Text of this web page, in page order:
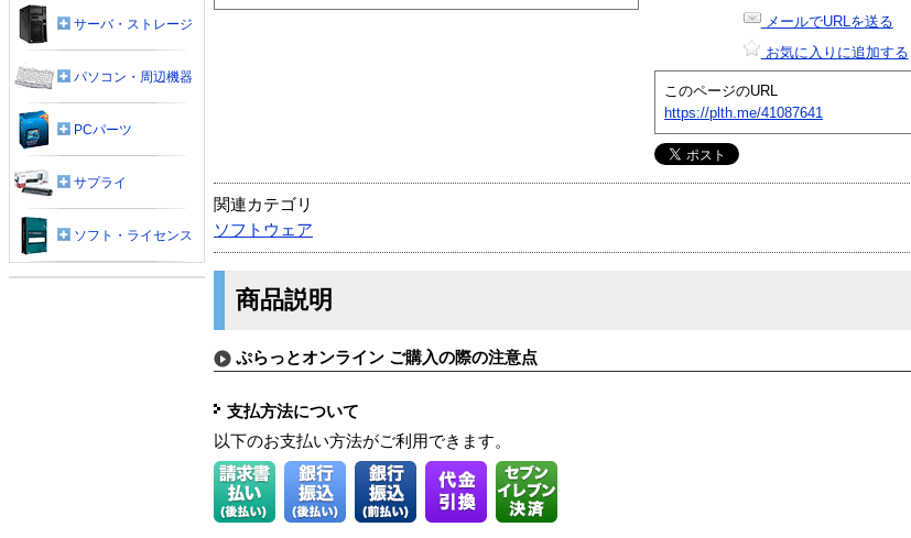
メールでURLを送る
お気に入りに追加する
このページのURL
https://plth.me/41087641
関連カテゴリ
ソフトウェア
商品説明
ぷらっとオンライン ご購入の際の注意点
支払方法について
以下のお支払い方法がご利用できます。
サーバ・ストレージ
パソコン・周辺機器
PCパーツ
サプライ
ソフト・ライセンス